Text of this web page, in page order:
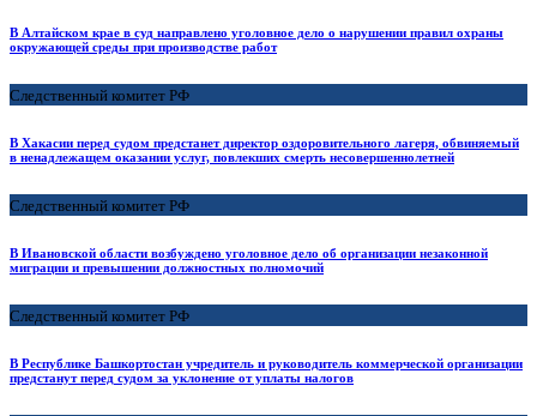
В Алтайском крае в суд направлено уголовное дело о нарушении правил охраны
окружающей среды при производстве работ
Следственный комитет РФ
В Хакасии перед судом предстанет директор оздоровительного лагеря, обвиняемый
в ненадлежащем оказании услуг, повлекших смерть несовершеннолетней
Следственный комитет РФ
В Ивановской области возбуждено уголовное дело об организации незаконной
миграции и превышении должностных полномочий
Следственный комитет РФ
В Республике Башкортостан учредитель и руководитель коммерческой организации
предстанут перед судом за уклонение от уплаты налогов